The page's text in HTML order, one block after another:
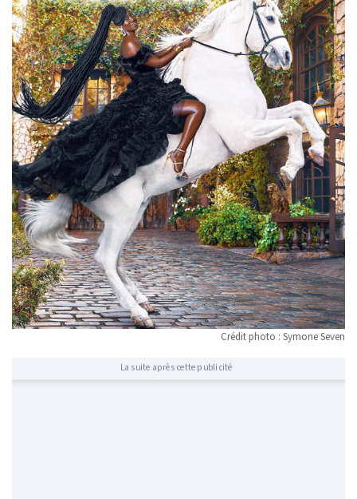
Crédit photo : Symone Seven
La suite après cette publicité